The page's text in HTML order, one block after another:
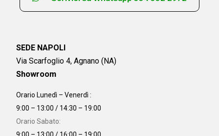
SEDE NAPOLI
Via Scarfoglio 4, Agnano (NA)
Showroom
Orario Lunedì – Venerdì :
9:00 – 13:00 / 14:30 – 19:00
Orario Sabato: